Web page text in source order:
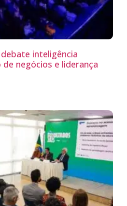
inteligência
negócios e liderança